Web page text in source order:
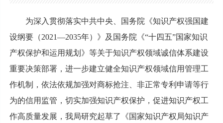
为深入贯彻落实中共中央、国务院《知识产权强国建
设纲要（2021—2035年）》及国务院《“十四五”国家知识
产权保护和运用规划》等关于知识产权领域诚信体系建设
重要决策部署，进一步建立健全知识产权领域信用管理工
作机制，依法依规加强对商标抢注、非正常专利申请等行
为的信用监管，切实加强知识产权保护，促进知识产权工
作高质量发展，我局研究起草了《国家知识产权局知识产